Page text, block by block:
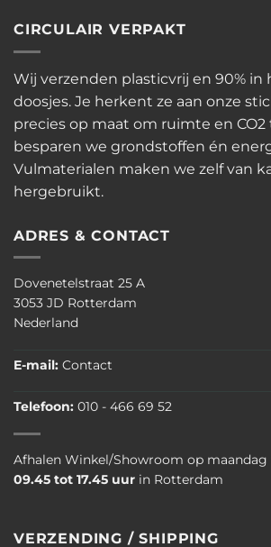
CIRCULAIR VERPAKT
Wij verzenden plasticvrij en 90%
doosjes. Je herkent ze aan onze
precies op maat om ruimte en CO2
besparen we grondstoffen én
Vulmaterialen maken we zelf van
hergebruikt.
ADRES & CONTACT
Dovenetelstraat 25 A
3053 JD Rotterdam
Nederland
E-mail: Contact
Telefoon: 010 - 466 69 52
Afhalen Winkel/Showroom op
09.45 tot 17.45 uur in Rotterdam
VERZENDING / SHIPPING